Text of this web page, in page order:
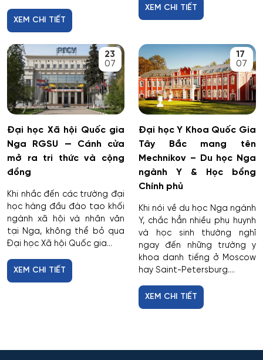
Dân tộc học
Dược công nghiệp
Dịch vụ
Giám sát thông minh
Giám định tư pháp
Giáo dục chuyên nghiệp
Giáo dục sư phạm
Giáo dục thể chất
Giáo dục và sư phạm
XEM CHI TIẾT
XEM CHI TIẾT
23
07
Đại học Xã hội Quốc gia
Nga RGSU — Cánh cửa
mở ra tri thức và cộng
đồng
Khi nhắc đến các trường đại
học hàng đầu đào tạo khối
ngành xã hội và nhân văn
tại Nga, không thể bỏ qua
Đại học Xã hội Quốc gia...
XEM CHI TIẾT
17
07
Đại học Y Khoa Quốc Gia
Tây Bắc mang tên
Mechnikov – Du học Nga
ngành Y & Học bổng
Chính phủ
Khi nói về du học Nga ngành
Y, chắc hẳn nhiều phụ huynh
và học sinh thường nghĩ
ngay đến những trường y
khoa danh tiếng ở Moscow
hay Saint-Petersburg....
XEM CHI TIẾT